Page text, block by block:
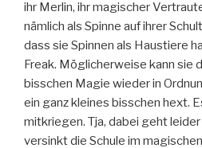
ihr Merlin, ihr magischer
nämlich als Spinne auf ihrer
dass sie Spinnen als Haustiere
Freak. Möglicherweise kann sie
bisschen Magie wieder in
ein ganz kleines bisschen hext.
mitkriegen. Tja, dabei geht
versinkt die Schule im